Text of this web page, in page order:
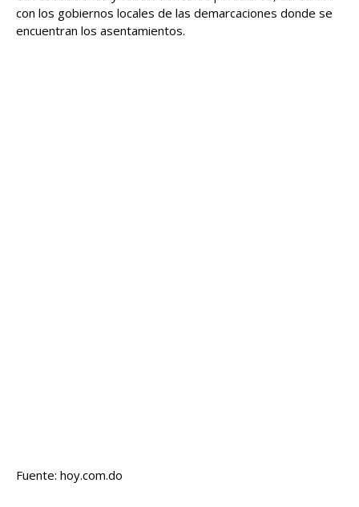
con los gobiernos locales de las demarcaciones donde se
encuentran los asentamientos.
Fuente: hoy.com.do